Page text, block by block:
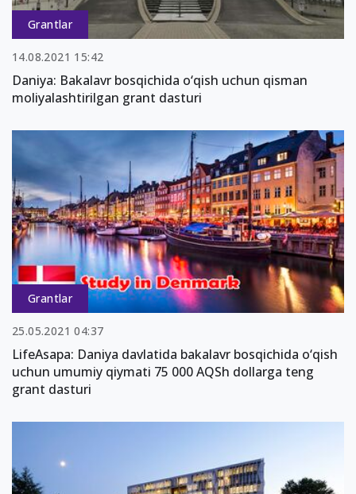
Grantlar
14.08.2021 15:42
Daniya: Bakalavr bosqichida o‘qish uchun qisman
moliyalashtirilgan grant dasturi
Grantlar
25.05.2021 04:37
LifeAsapa: Daniya davlatida bakalavr bosqichida o‘qish
uchun umumiy qiymati 75 000 AQSh dollarga teng
grant dasturi